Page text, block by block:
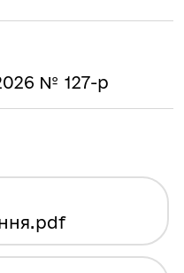
№ 127-р
.pdf